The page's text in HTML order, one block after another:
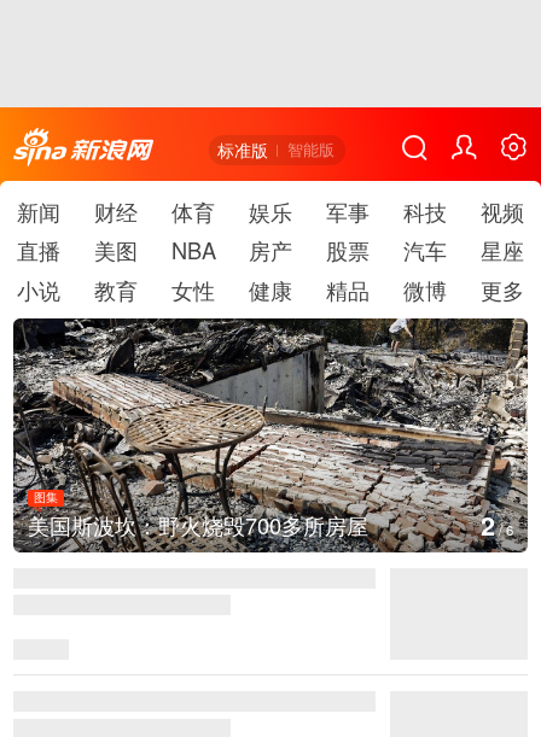
标准版 智能版
新闻 财经 体育 娱乐 军事 科技
视频
直播
美图 NBA 房产 股票 汽车
星座
小说
教育 女性 健康 精品 微博 更多
烧毁700多所房屋
图集
叙利亚：大马士
3/6